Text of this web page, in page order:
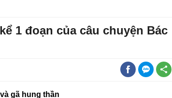
1 đoạn của câu chuyện Bác
gã hung thần